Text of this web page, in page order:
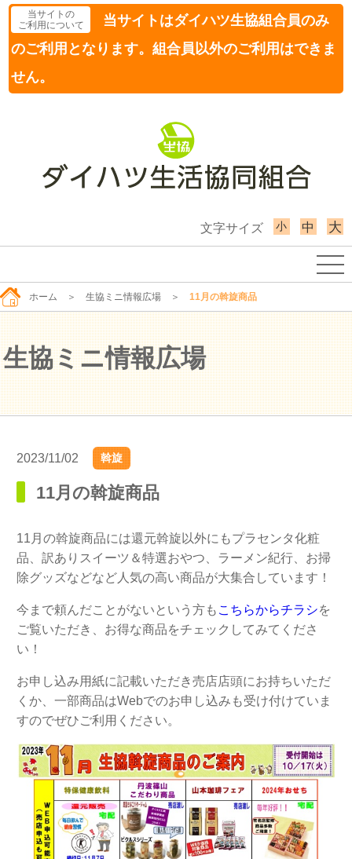
当サイトの
ご利用について
当サイトはダイハツ生協組合員のみ
のご利用となります。組合員以外のご利用はできま
せん。
文字サイズ 小 中 大
ホーム ＞ 生協ミニ情報広場 ＞ 11月の斡旋商品
生協ミニ情報広場
2023/11/02 斡旋
11月の斡旋商品
11月の斡旋商品には還元斡旋以外にもプラセンタ化粧
品、訳ありスイーツ＆特選おやつ、ラーメン紀行、お掃
除グッズなどなど人気の高い商品が大集合しています！
今まで頼んだことがないという方も こちらからチラシを
ご覧いただき、お得な商品をチェックしてみてくださ
い！
お申し込み用紙に記載いただき売店店頭にお持ちいただ
くか、一部商品はWebでのお申し込みも受け付けていま
すのでぜひご利用ください。